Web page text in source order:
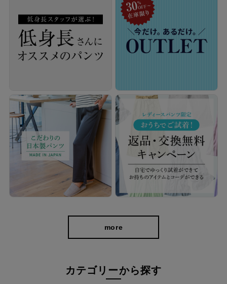
キックバック性にも優れているので、膝の部分だけ生地が伸びて
しまい、膝がポコっと伸びてしまう心配もありません。
more
カテゴリーから探す